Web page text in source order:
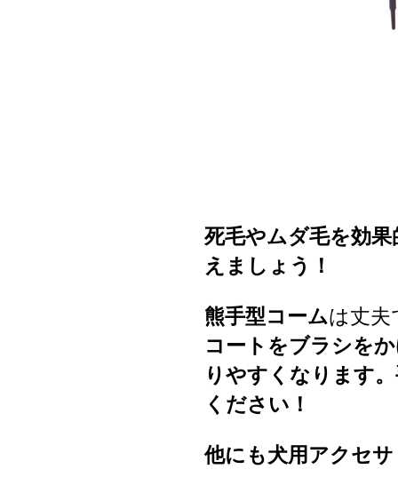
死毛やムダ毛を効
えましょう！
熊手型コームは丈
コートをブラシを
りやすくなります
ください！
他にも犬用アクセ